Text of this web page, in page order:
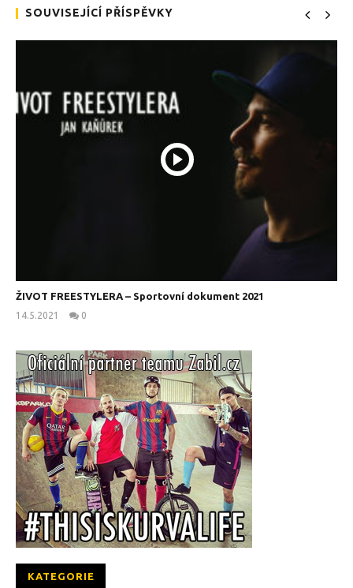
SOUVISEJÍCÍ PŘÍSPĚVKY
ŽIVOT FREESTYLERA – Sportovní dokument 2021
14.5.2021
0
KATEGORIE